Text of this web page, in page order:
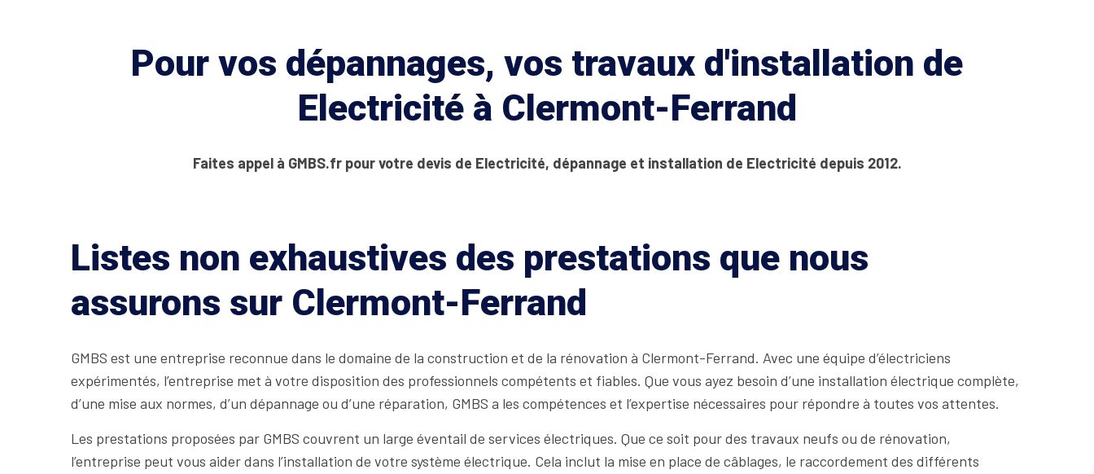
Pour vos dépannages, vos travaux d'installation de
Electricité à Clermont-Ferrand
Faites appel à GMBS.fr pour votre devis de Electricité, dépannage et installation de Electricité depuis 2012.
Listes non exhaustives des prestations que nous
assurons sur Clermont-Ferrand
GMBS est une entreprise reconnue dans le domaine de la construction et de la rénovation à Clermont-Ferrand. Avec une équipe d’électriciens
expérimentés, l’entreprise met à votre disposition des professionnels compétents et fiables. Que vous ayez besoin d’une installation électrique complète,
d’une mise aux normes, d’un dépannage ou d’une réparation, GMBS a les compétences et l’expertise nécessaires pour répondre à toutes vos attentes.
Les prestations proposées par GMBS couvrent un large éventail de services électriques. Que ce soit pour des travaux neufs ou de rénovation,
l’entreprise peut vous aider dans l’installation de votre système électrique. Cela inclut la mise en place de câblages, le raccordement des différents